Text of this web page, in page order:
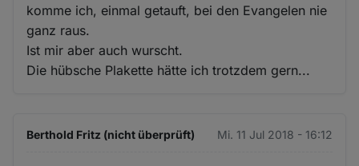
komme ich, einmal getauft, bei den Evangelen nie
ganz raus.
Ist mir aber auch wurscht.
Die hübsche Plakette hätte ich trotzdem gern...
Berthold Fritz (nicht überprüft) Mi. 11 Jul 2018 - 16:12